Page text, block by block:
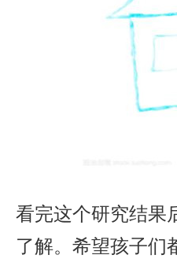
看完这个研究结果
了解。希望孩子们